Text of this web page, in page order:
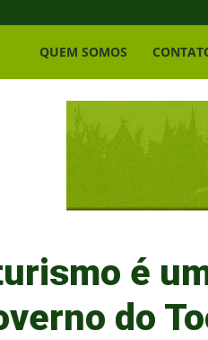
Bico
QUEM SOMOS
é
do